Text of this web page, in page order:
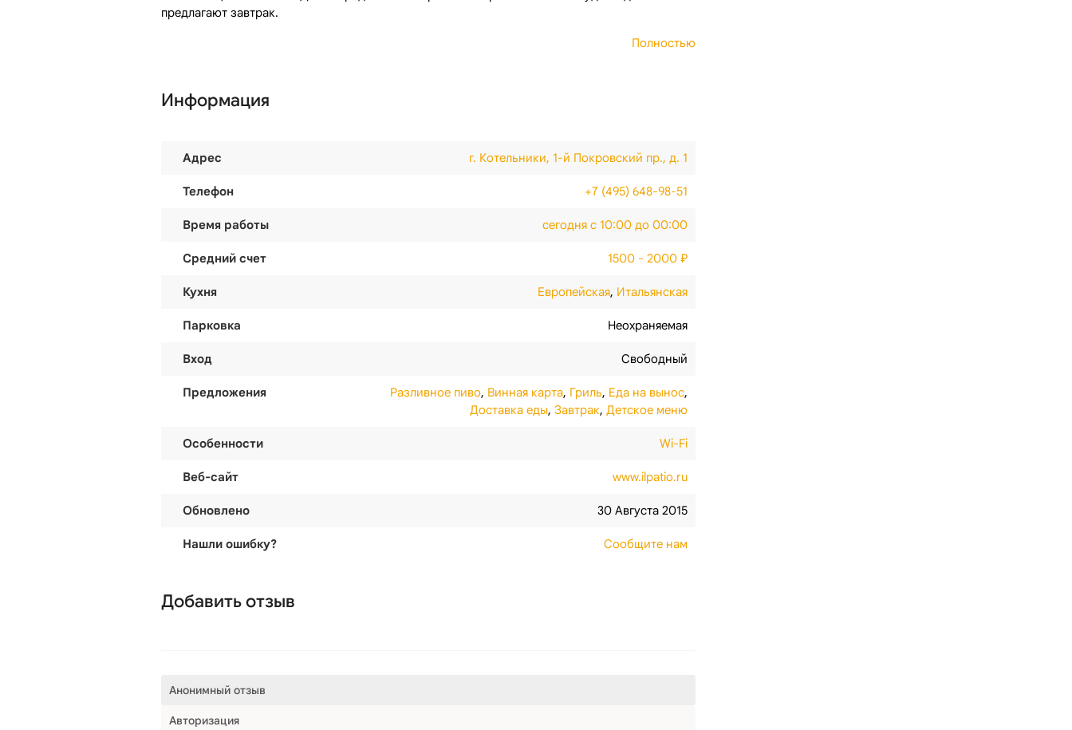
предлагают завтрак.
Полностью
Информация
Адрес г. Котельники, 1-й Покровский пр., д. 1
Телефон +7 (495) 648-98-51
Время работы сегодня с 10:00 до 00:00
Средний счет 1500 - 2000 ₽
Кухня Европейская, Итальянская
Парковка Неохраняемая
Вход Свободный
Предложения Разливное пиво, Винная карта, Гриль, Еда на вынос,
Доставка еды, Завтрак, Детское меню
Особенности Wi-Fi
Веб-сайт www.ilpatio.ru
Обновлено 30 Августа 2015
Нашли ошибку? Сообщите нам
Добавить отзыв
Анонимный отзыв